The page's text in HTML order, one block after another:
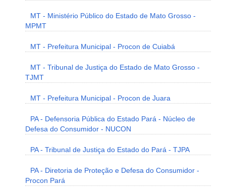
MT - Ministério Público do Estado de Mato Grosso -
MPMT
MT - Prefeitura Municipal - Procon de Cuiabá
MT - Tribunal de Justiça do Estado de Mato Grosso -
TJMT
MT - Prefeitura Municipal - Procon de Juara
PA - Defensoria Pública do Estado Pará - Núcleo de
Defesa do Consumidor - NUCON
PA - Tribunal de Justiça do Estado do Pará - TJPA
PA - Diretoria de Proteção e Defesa do Consumidor -
Procon Pará